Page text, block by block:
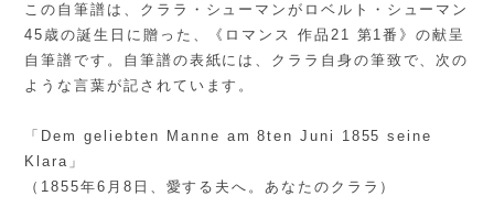
この自筆譜は、クララ・シューマンがロベルト・シューマン
45歳の誕生日に贈った、《ロマンス 作品21 第1番》の献呈
自筆譜です。自筆譜の表紙には、クララ自身の筆致で、次の
ような言葉が記されています。
「Dem geliebten Manne am 8ten Juni 1855 seine
Klara」
（1855年6月8日、愛する夫へ。あなたのクララ）